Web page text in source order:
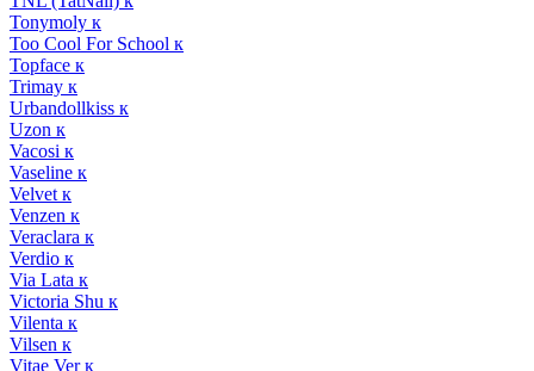
Tonymoly к
Too Cool For School к
Topface к
Trimay к
Urbandollkiss к
Uzon к
Vacosi к
Vaseline к
Velvet к
Venzen к
Veraclara к
Verdio к
Via Lata к
Victoria Shu к
Vilenta к
Vilsen к
Vitae Ver к